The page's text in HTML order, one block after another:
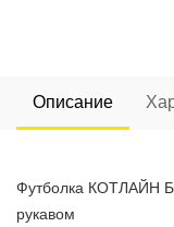
Описание
Футболка КОТЛАЙН
рукавом